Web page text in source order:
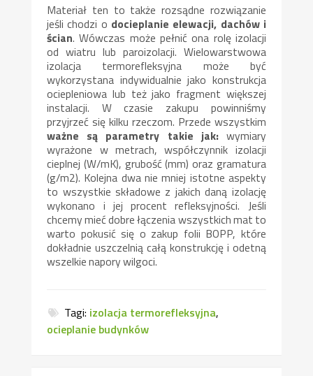
Materiał ten to także rozsądne rozwiązanie
jeśli chodzi o docieplanie elewacji, dachów i
ścian. Wówczas może pełnić ona rolę izolacji
od wiatru lub paroizolacji. Wielowarstwowa
izolacja termorefleksyjna może być
wykorzystana indywidualnie jako konstrukcja
ociepleniowa lub też jako fragment większej
instalacji. W czasie zakupu powinniśmy
przyjrzeć się kilku rzeczom. Przede wszystkim
ważne są parametry takie jak:wymiary
wyrażone w metrach, współczynnik izolacji
cieplnej (W/mK), grubość (mm) oraz gramatura
(g/m2). Kolejna dwa nie mniej istotne aspekty
to wszystkie składowe z jakich daną izolację
wykonano i jej procent refleksyjności. Jeśli
chcemy mieć dobre łączenia wszystkich mat to
warto pokusić się o zakup folii BOPP, które
dokładnie uszczelnią całą konstrukcję i odetną
wszelkie napory wilgoci.
Tagi: izolacja termorefleksyjna,
ocieplanie budynków